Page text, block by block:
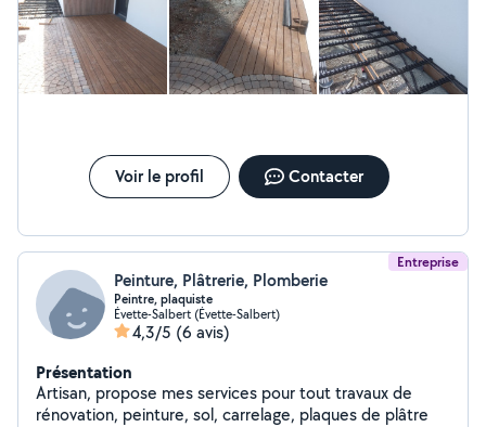
Voir le profil Contacter
Entreprise
Peinture, Plâtrerie, Plomberie
Peintre, plaquiste
Évette-Salbert (Évette-Salbert)
4,3/5 (6 avis)
Présentation
Artisan, propose mes services pour tout travaux de
rénovation, peinture, sol, carrelage, plaques de plâtre